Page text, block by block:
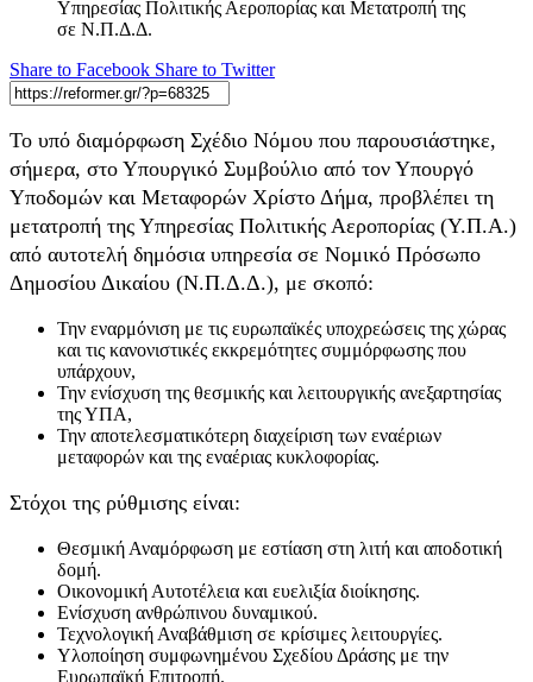
Share to Facebook Share to Twitter
Το υπό διαμόρφωση Σχέδιο Νόμου που παρουσιάστηκε,
σήμερα, στο Υπουργικό Συμβούλιο από τον Υπουργό
Υποδομών και Μεταφορών Χρίστο Δήμα, προβλέπει τη
μετατροπή της Υπηρεσίας Πολιτικής Αεροπορίας (Υ.Π.Α.)
από αυτοτελή δημόσια υπηρεσία σε Νομικό Πρόσωπο
Δημοσίου Δικαίου (Ν.Π.Δ.Δ.), με σκοπό:
Την εναρμόνιση με τις ευρωπαϊκές υποχρεώσεις της χώρας
και τις κανονιστικές εκκρεμότητες συμμόρφωσης που
υπάρχουν,
Την ενίσχυση της θεσμικής και λειτουργικής ανεξαρτησίας
της ΥΠΑ,
Την αποτελεσματικότερη διαχείριση των εναέριων
μεταφορών και της εναέριας κυκλοφορίας.
Στόχοι της ρύθμισης είναι:
Θεσμική Αναμόρφωση με εστίαση στη λιτή και αποδοτική
δομή.
Οικονομική Αυτοτέλεια και ευελιξία διοίκησης.
Ενίσχυση ανθρώπινου δυναμικού.
Τεχνολογική Αναβάθμιση σε κρίσιμες λειτουργίες.
Υλοποίηση συμφωνημένου Σχεδίου Δράσης με την
Ευρωπαϊκή Επιτροπή.